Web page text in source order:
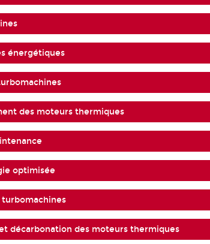
énergétiques
des moteurs thermiques
optimisée
turbomachines
décarbonation des moteurs thermiques